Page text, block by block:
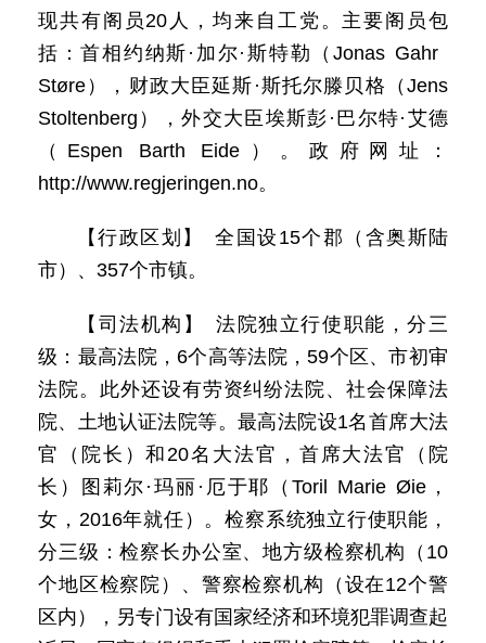
现共有阁员20人，均来自工党。主要阁员包
括：首相约纳斯·加尔·斯特勒（Jonas Gahr
Støre），财政大臣延斯·斯托尔滕贝格（Jens
Stoltenberg），外交大臣埃斯彭·巴尔特·艾德
（Espen Barth Eide）。政府网址：
http://www.regjeringen.no。
【行政区划】 全国设15个郡（含奥斯陆
市）、357个市镇。
【司法机构】 法院独立行使职能，分三
级：最高法院，6个高等法院，59个区、市初审
法院。此外还设有劳资纠纷法院、社会保障法
院、土地认证法院等。最高法院设1名首席大法
官（院长）和20名大法官，首席大法官（院
长）图莉尔·玛丽·厄于耶（Toril Marie Øie，
女，2016年就任）。检察系统独立行使职能，
分三级：检察长办公室、地方级检察机构（10
个地区检察院）、警察检察机构（设在12个警
区内），另专门设有国家经济和环境犯罪调查起